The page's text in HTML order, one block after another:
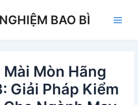
BAO BÌ
Mòn Hãng
Giải Pháp Kiểm